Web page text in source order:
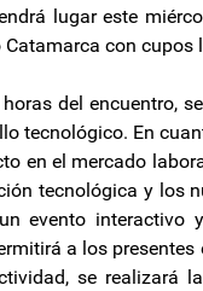
lugar este
Catamarca con cupos
del encuentro,
tecnológico. En
en el mercado
tecnológica y los
evento
a los
se realizará